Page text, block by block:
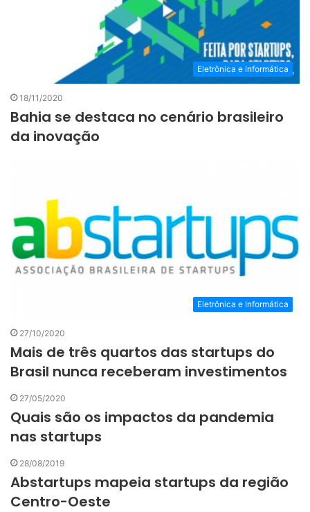
Eletrônica e Informática
18/11/2020
Bahia se destaca no cenário brasileiro
da inovação
Eletrônica e Informática
27/10/2020
Mais de três quartos das startups do
Brasil nunca receberam investimentos
27/05/2020
Quais são os impactos da pandemia
nas startups
28/08/2019
Abstartups mapeia startups da região
Centro-Oeste